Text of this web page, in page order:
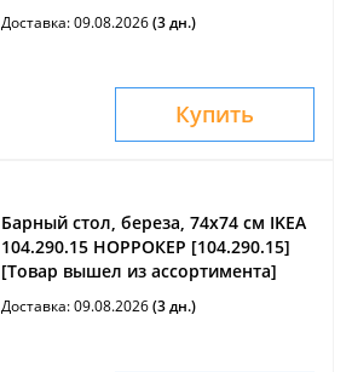
Доставка: 09.08.2026(3 дн.)
Купить
Барный стол, береза, 74x74 см IKEA
104.290.15 НОРРОКЕР [104.290.15]
[Товар вышел из ассортимента]
Доставка: 09.08.2026(3 дн.)